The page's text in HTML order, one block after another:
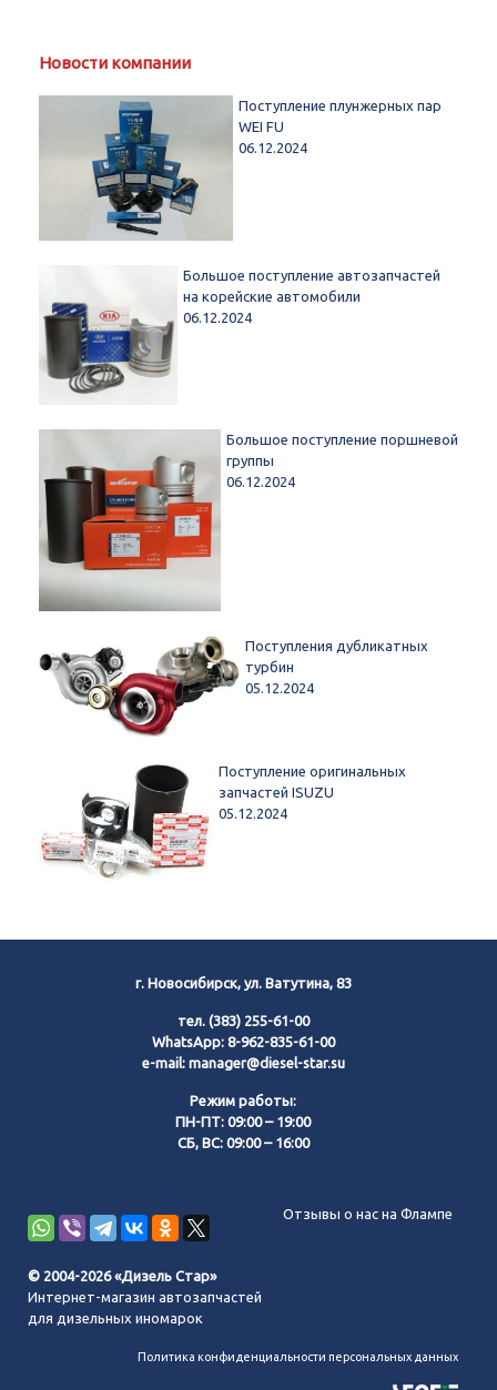
Новости компании
Поступление плунжерных пар
WEI FU
06.12.2024
Большое поступление автозапчастей
на корейские автомобили
06.12.2024
Большое поступление поршневой
группы
06.12.2024
Поступления дубликатных
турбин
05.12.2024
Поступление оригинальных
запчастей ISUZU
05.12.2024
г. Новосибирск, ул. Ватутина, 83
тел. (383) 255-61-00
WhatsApp: 8-962-835-61-00
e-mail: manager@diesel-star.su
Режим работы:
ПН-ПТ: 09:00 – 19:00
СБ, ВС: 09:00 – 16:00
Отзывы о нас на Флампе
© 2004-2026 «Дизель Стар»
Интернет-магазин автозапчастей
для дизельных иномарок
Политика конфиденциальности персональных данных